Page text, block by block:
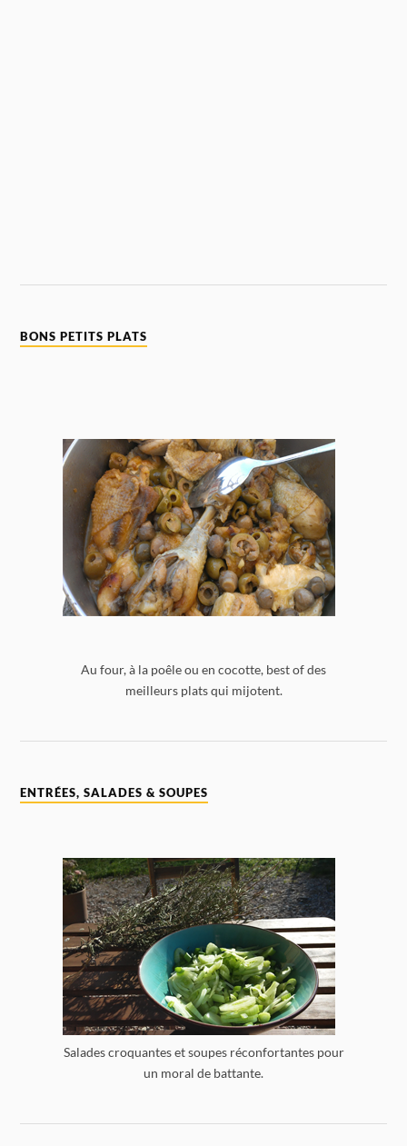
BONS PETITS PLATS
Au four, à la poêle ou en cocotte, best of des
meilleurs plats qui mijotent.
ENTRÉES, SALADES & SOUPES
Salades croquantes et soupes réconfortantes pour
un moral de battante.